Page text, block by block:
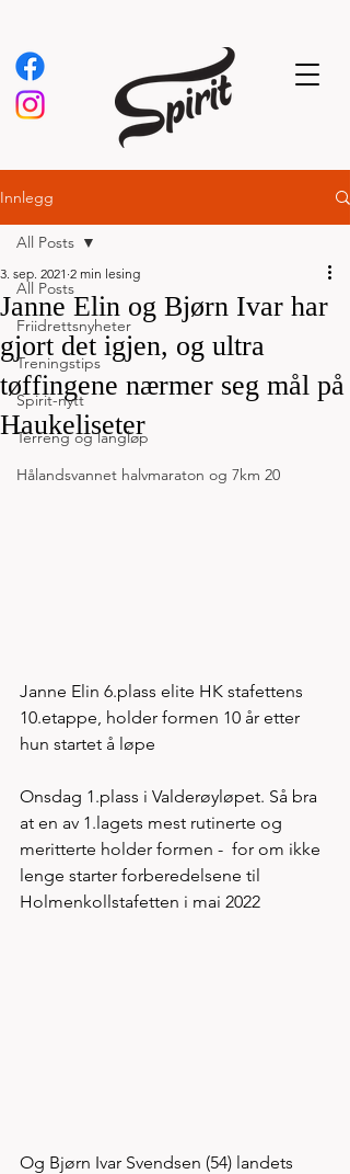
Innlegg
All Posts
Friidrettsnyheter
Treningstips
Spirit-nytt
Terreng og langløp
Hålandsvannet halvmaraton og 7km 20
All Posts
Janne Elin og Bjørn Ivar har
gjort det igjen, og ultra
tøffingene nærmer seg mål på
Haukeliseter
3. sep. 2021 2 min lesing
Janne Elin 6.plass elite HK stafettens
10.etappe, holder formen 10 år etter
hun startet å løpe
Onsdag 1.plass i Valderøyløpet. Så bra
at en av 1.lagets mest rutinerte og
meritterte holder formen -  for om ikke
lenge starter forberedelsene til
Holmenkollstafetten i mai 2022
Og Bjørn Ivar Svendsen (54) landets